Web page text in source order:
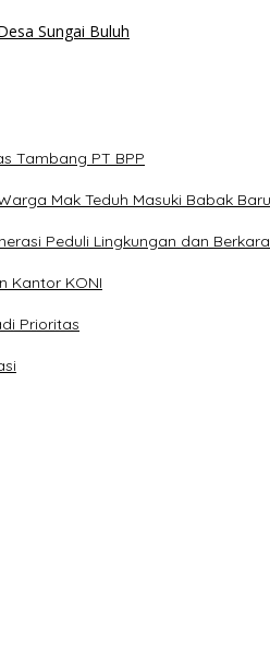
Sungai Buluh
Tambang PT BPP
Mak Teduh Masuki Babak Baru
Peduli Lingkungan dan
Kantor KONI
Prioritas